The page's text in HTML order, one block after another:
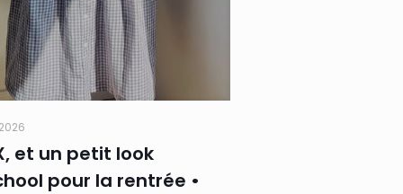
et un petit look
pour la rentrée •